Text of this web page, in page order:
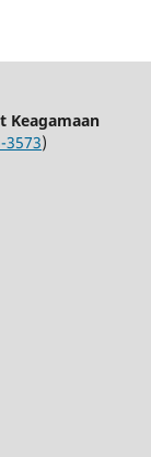
Keagamaan
3573)